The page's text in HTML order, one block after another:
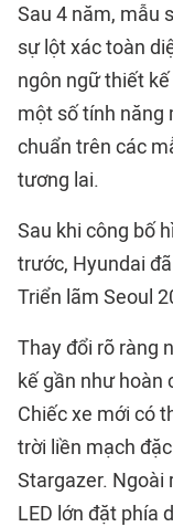
Sau 4 năm, mẫu
sự lột xác toàn
ngôn ngữ thiết
một số tính năng
chuẩn trên các
tương lai.
Sau khi công bố
trước, Hyundai
Triển lãm Seoul
Thay đổi rõ ràng
kế gần như hoàn
Chiếc xe mới có
trời liền mạch
Stargazer. Ngoài
LED lớn đặt phía